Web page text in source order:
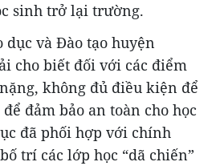
sinh trở lại trường.
và Đào tạo huyện
cho biết đối với các điểm
không đủ điều kiện để
đảm bảo an toàn cho học
đã phối hợp với chính
trí các lớp học “dã chiến”